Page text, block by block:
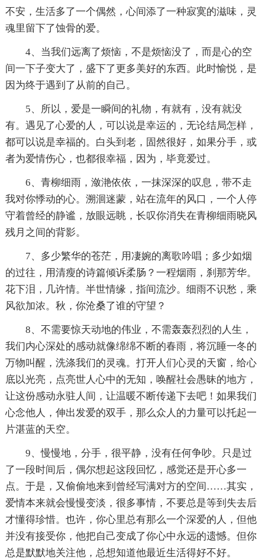
不安，生活多了一个偶然，心间添了一种寂寞的滋味，灵
魂里留下了蚀骨的爱。
4、当我们远离了烦恼，不是烦恼没了，而是心的空
间一下子变大了，盛下了更多美好的东西。此时愉悦，是
因为终于遇到了从前的自己。
5、所以，爱是一瞬间的礼物，有就有，没有就没
有。遇见了心爱的人，可以说是幸运的，无论结局怎样，
都可以说是幸福的。白头到老，固然很好，如果分手，或
者为爱情伤心，也都很幸福，因为，毕竟爱过。
6、青柳细雨，潋滟依依，一抹深深的叹息，带不走
我对你悸动的心。溯洄迷蒙，站在流年的风口，一个人停
守着曾经的静谧，放眼远眺，长叹你消失在青柳细雨晓风
残月之间的背影。
7、多少繁华的苍茫，用凄婉的离歌吟唱；多少如烟
的过往，用清瘦的诗篇倾诉柔肠？一程烟雨，刹那芳华。
花下泪，几许情。半世情缘，指间流沙。细雨不识愁，乘
风欲加浓。秋，你沧桑了谁的守望？
8、不需要惊天动地的伟业，不需轰轰烈烈的人生，
我们内心深处的感动就像绵绵不断的春雨，将沉睡一冬的
万物叫醒，洗涤我们的灵魂。打开人们心灵的天窗，给心
底以光亮，点亮世人心中的无知，唤醒社会愚昧的地方，
让这份感动永驻人间，让温暖不断传递下去吧！如果我们
心念他人，伸出发爱的双手，那么众人的力量可以托起一
片湛蓝的天空。
9、慢慢地，分手，很平静，没有任何争吵。只是过
了一段时间后，偶尔想起这段回忆，感觉还是开心多一
点。于是，又偷偷地来到曾经写满对方的空间……其实，
爱情本来就会慢慢变淡，很多事情，不要总是等到失去后
才懂得珍惜。也许，你心里总有那么一个深爱的人，但他
并没有接受你，他把自己变成了你心中永远的遗憾。但你
总是默默地关注他，总想知道他最近生活得好不好。